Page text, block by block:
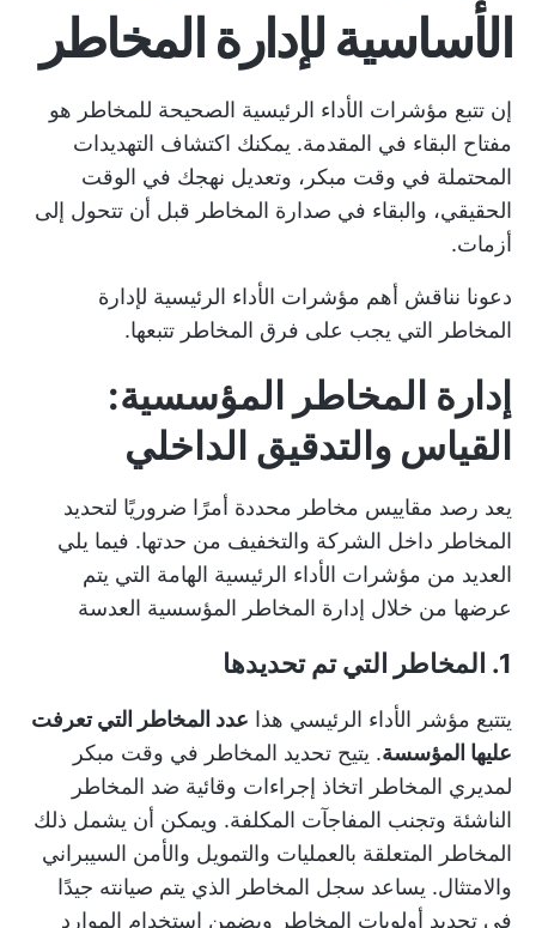
الأساسية لإدارة المخاطر
إن تتبع مؤشرات الأداء الرئيسية الصحيحة للمخاطر هو
مفتاح البقاء في المقدمة. يمكنك اكتشاف التهديدات
المحتملة في وقت مبكر، وتعديل نهجك في الوقت
الحقيقي، والبقاء في صدارة المخاطر قبل أن تتحول إلى
أزمات.
دعونا نناقش أهم مؤشرات الأداء الرئيسية لإدارة
المخاطر التي يجب على فرق المخاطر تتبعها.
إدارة المخاطر المؤسسية:
القياس والتدقيق الداخلي
يعد رصد مقاييس مخاطر محددة أمرًا ضروريًا لتحديد
المخاطر داخل الشركة والتخفيف من حدتها. فيما يلي
العديد من مؤشرات الأداء الرئيسية الهامة التي يتم
عرضها من خلال إدارة المخاطر المؤسسية العدسة
1. المخاطر التي تم تحديدها
يتتبع مؤشر الأداء الرئيسي هذا عدد المخاطر التي تعرفت
عليها المؤسسة. يتيح تحديد المخاطر في وقت مبكر
لمديري المخاطر اتخاذ إجراءات وقائية ضد المخاطر
الناشئة وتجنب المفاجآت المكلفة. ويمكن أن يشمل ذلك
المخاطر المتعلقة بالعمليات والتمويل والأمن السيبراني
والامتثال. يساعد سجل المخاطر الذي يتم صيانته جيدًا
في تحديد أولويات المخاطر ويضمن استخدام الموارد